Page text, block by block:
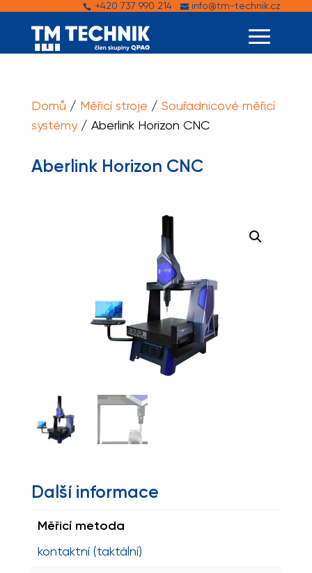
+420 737 990 214 info@tm-technik.cz
Domů / Měřicí stroje / Souřadnicové měřicí
systémy/ Aberlink Horizon CNC
Aberlink Horizon CNC
Další informace
Měřicí metoda
kontaktní (taktální)